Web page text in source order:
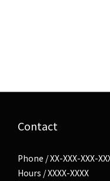
Contact
Phone / XX-XXX-XXX-
Hours / XXXX-XXXX